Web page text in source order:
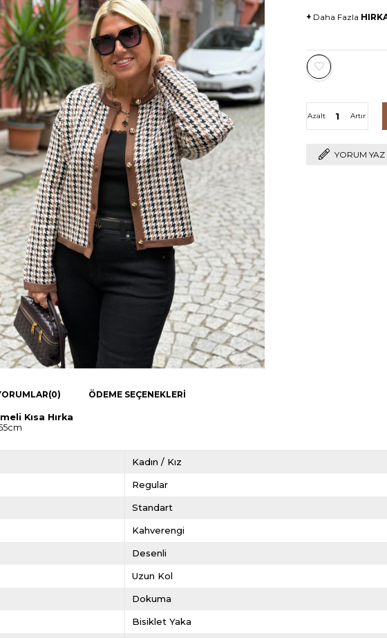
+ Daha Fazla
Artır
Azalt
YORUM YAZ
(0) ÖDEME SEÇENEKLERI
Kısa Hırka
Kadın / Kız
Regular
Standart
Kahverengi
Desenli
Uzun Kol
Dokuma
Bisiklet Yaka